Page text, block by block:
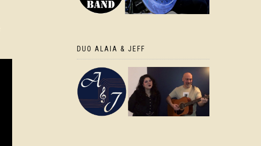
DUO ALAIA & JEFF